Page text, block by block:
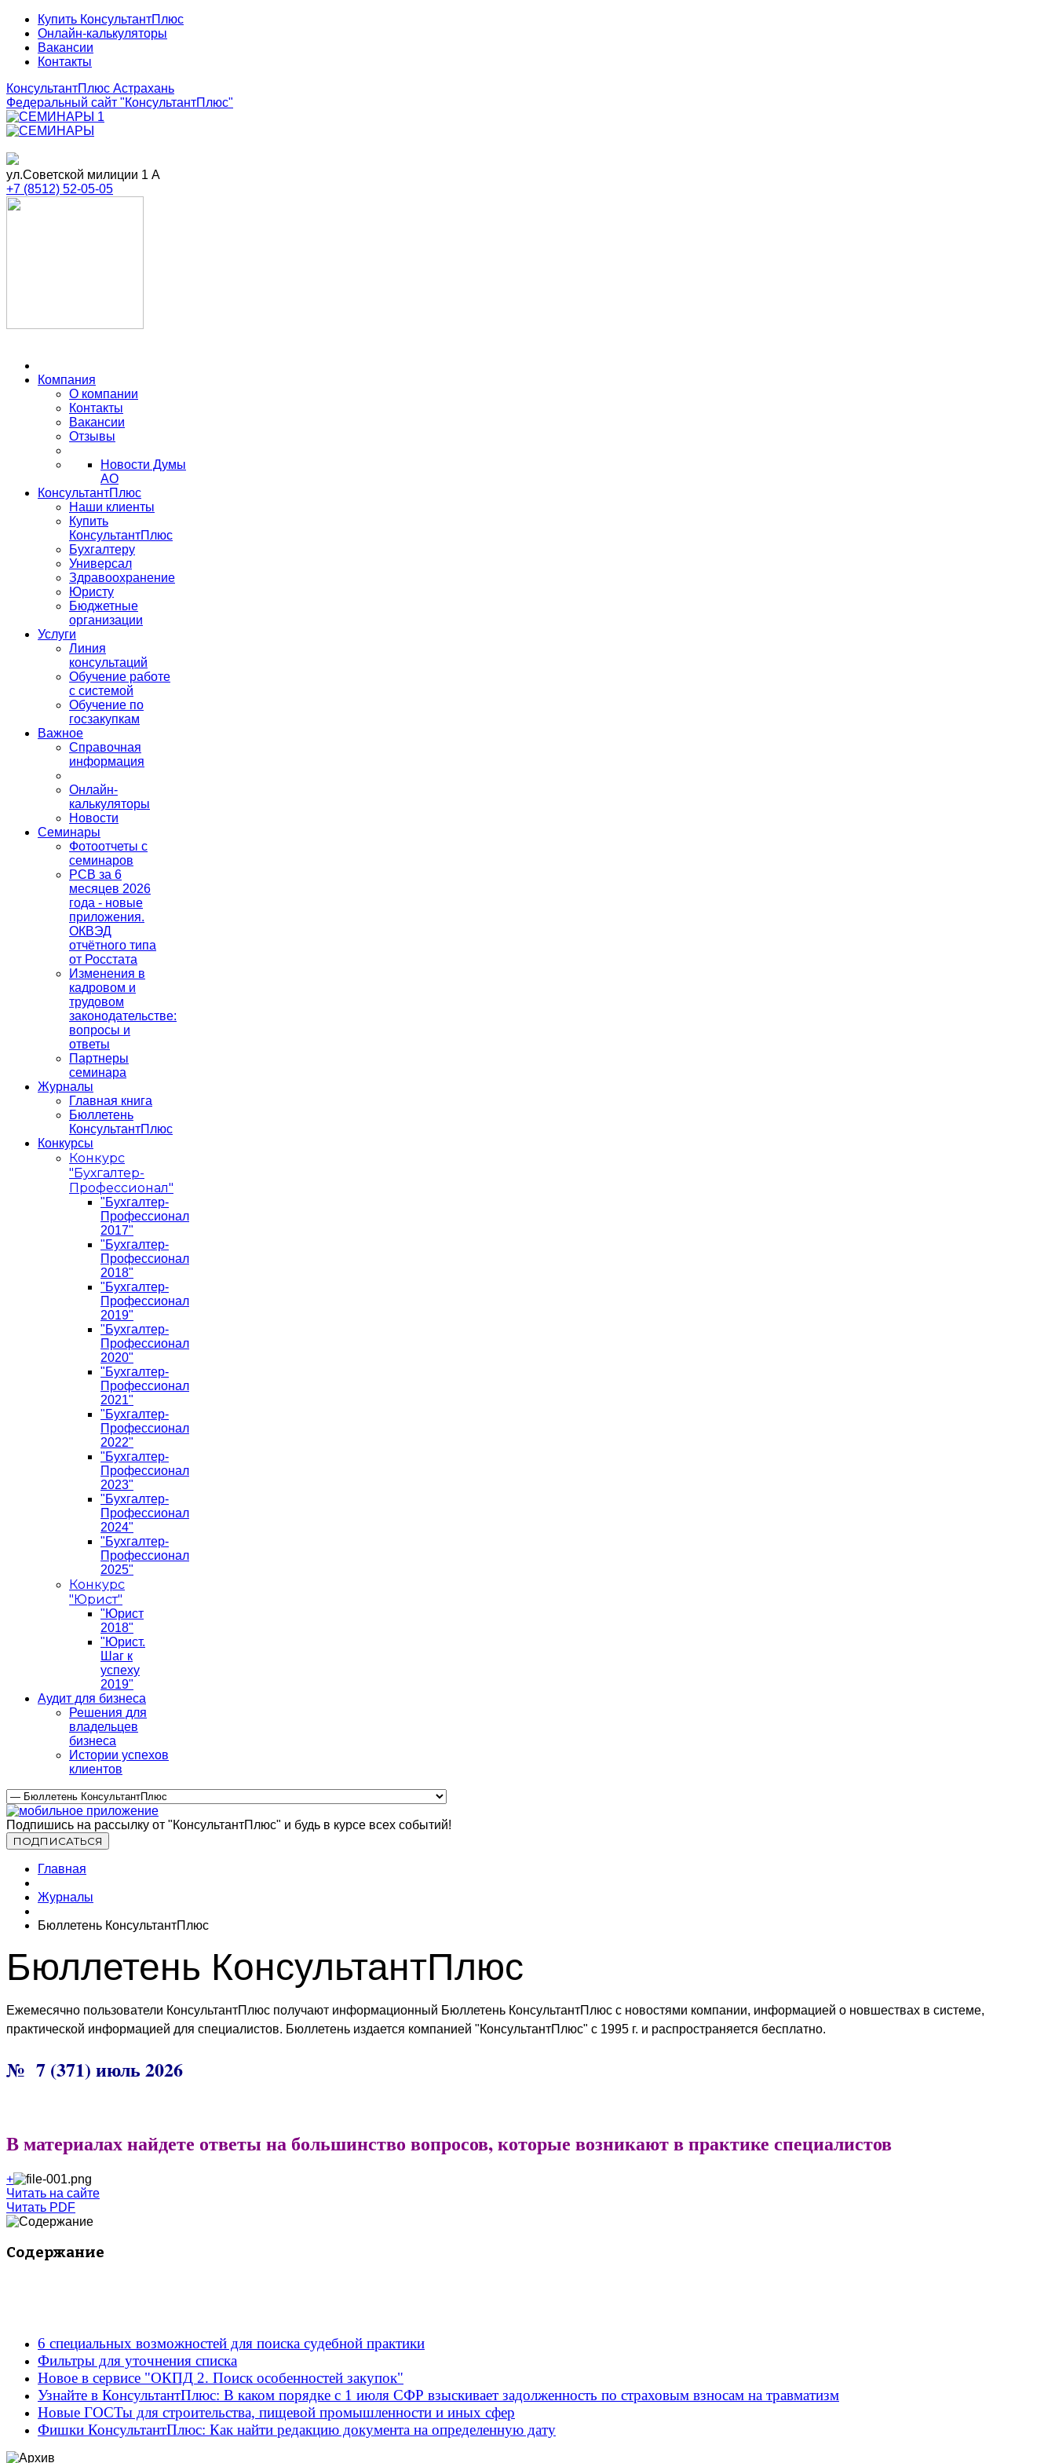
Купить КонсультантПлюс
Онлайн-калькуляторы
Вакансии
Контакты
КонсультантПлюс Астрахань
Федеральный сайт "КонсультантПлюс"
ул.Советской милиции 1 А
+7 (8512) 52-05-05
Компания
О компании
Контакты
Вакансии
Отзывы
Новости Думы
АО
КонсультантПлюс
Наши клиенты
Купить
КонсультантПлюс
Бухгалтеру
Универсал
Здравоохранение
Юристу
Бюджетные
организации
Услуги
Линия
консультаций
Обучение работе
с системой
Обучение по
госзакупкам
Важное
Справочная
информация
Онлайн-
калькуляторы
Новости
Семинары
Фотоотчеты с
семинаров
РСВ за 6
месяцев 2026
года - новые
приложения.
ОКВЭД
отчётного типа
от Росстата
Изменения в
кадровом и
трудовом
законодательстве:
вопросы и
ответы
Партнеры
семинара
Журналы
Главная книга
Бюллетень
КонсультантПлюс
Конкурсы
Конкурс
"Бухгалтер-
Профессионал"
"Бухгалтер-
Профессионал
2017"
"Бухгалтер-
Профессионал
2018"
"Бухгалтер-
Профессионал
2019"
"Бухгалтер-
Профессионал
2020"
"Бухгалтер-
Профессионал
2021"
"Бухгалтер-
Профессионал
2022"
"Бухгалтер-
Профессионал
2023"
"Бухгалтер-
Профессионал
2024"
"Бухгалтер-
Профессионал
2025"
Конкурс
"Юрист"
"Юрист
2018"
"Юрист.
Шаг к
успеху
2019"
Аудит для бизнеса
Решения для
владельцев
бизнеса
Истории успехов
клиентов
Подпишись на рассылку от "КонсультантПлюс" и будь в курсе всех событий!
Главная
Журналы
Бюллетень КонсультантПлюс
Бюллетень КонсультантПлюс
Ежемесячно пользователи КонсультантПлюс получают информационный Бюллетень КонсультантПлюс с новостями компании, информацией о новшествах в системе,
практической информацией для специалистов. Бюллетень издается компанией "КонсультантПлюс" с 1995 г. и распространяется бесплатно.
№ 7 (371) июль 2026
В материалах найдете ответы на большинство вопросов, которые возникают в практике специалистов
+
Читать на сайте
Читать PDF
Содержание
6 специальных возможностей для поиска судебной практики
Фильтры для уточнения списка
Новое в сервисе "ОКПД 2. Поиск особенностей закупок"
Узнайте в КонсультантПлюс: В каком порядке с 1 июля СФР взыскивает задолженность по страховым взносам на травматизм
Новые ГОСТы для строительства, пищевой промышленности и иных сфер
Фишки КонсультантПлюс: Как найти редакцию документа на определенную дату